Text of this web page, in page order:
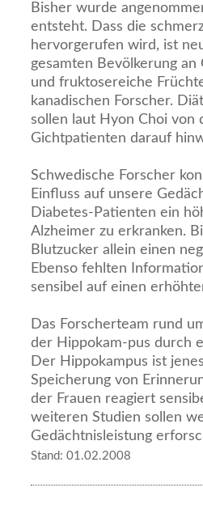
Bisher wurde
entsteht. Dass die
hervorgerufen wird, ist
gesamten Bevölkerung
und fruktosereiche
kanadischen Forscher.
sollen laut Hyon Choi von
Gichtpatienten darauf
Schwedische Forscher
Einfluss auf unsere
Diabetes-Patienten ein
Alzheimer zu erkranken.
Blutzucker allein einen
Ebenso fehlten
sensibel auf einen
Das Forscherteam rund
der Hippokam-pus durch
Der Hippokampus ist
Speicherung von
der Frauen reagiert
weiteren Studien sollen
Gedächtnisleistung
Stand: 01.02.2008